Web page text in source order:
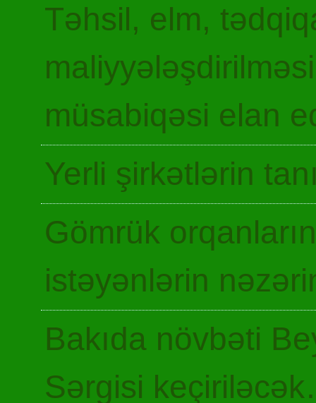
Təhsil, elm,
müsabiqəsi elan
Yerli şirkətlərin
Gömrük
istəyənlərin
Bakıda növbəti
Sərgisi